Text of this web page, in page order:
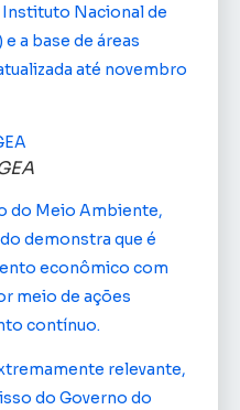
Nacional de
a base de áreas
até novembro
do Meio Ambiente,
demonstra que é
econômico com
meio de ações
contínuo.
relevante,
do Governo do